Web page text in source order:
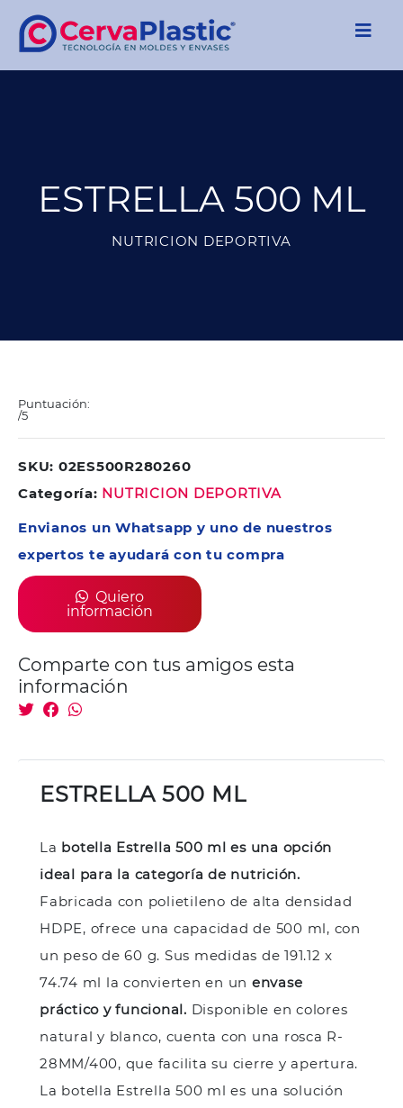
ESTRELLA 500 ML
NUTRICION DEPORTIVA
Puntuación:
/5
SKU: 02ES500R280260
Categoría: NUTRICION DEPORTIVA
Envianos un Whatsapp y uno de nuestros
expertos te ayudará con tu compra
Quiero
información
Comparte con tus amigos esta
información
ESTRELLA 500 ML
La botella Estrella 500 ml es una opción
ideal para la categoría de nutrición.
Fabricada con polietileno de alta densidad
HDPE, ofrece una capacidad de 500 ml, con
un peso de 60 g. Sus medidas de 191.12 x
74.74 ml la convierten en un envase
práctico y funcional. Disponible en colores
natural y blanco, cuenta con una rosca R-
28MM/400, que facilita su cierre y apertura.
La botella Estrella 500 ml es una solución